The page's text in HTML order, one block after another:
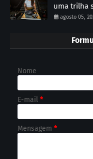
uma trilha
agosto 05,
Nome
E-mail *
Mensagem *